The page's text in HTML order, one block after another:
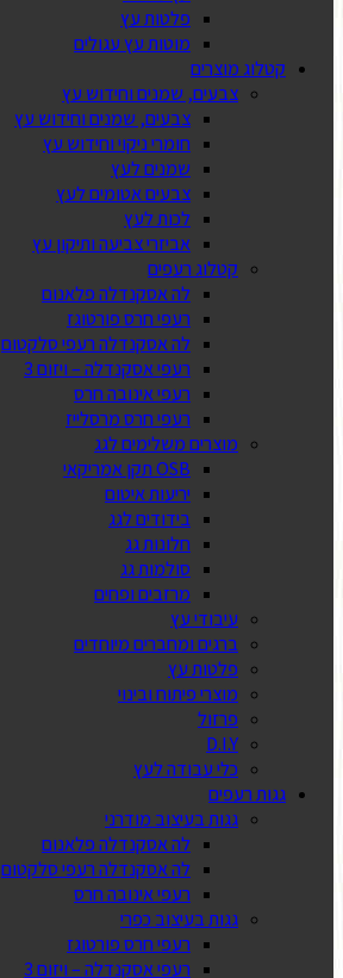
פלטות עץ
מוטות עץ עגולים
קטלוג מוצרים
צבעים, שמנים וחידוש עץ
צבעים, שמנים וחידוש עץ
חומרי ניקוי וחידוש עץ
שמנים לעץ
צבעים אטומים לעץ
לכות לעץ
אביזרי צביעה ותיקון עץ
קטלוג רעפים
לה אסקנדלה פלאנום
רעפי חרס פורטוגז
לה אסקנדלה רעפי סלקטום
רעפי אסקנדלה – ויזום 3
רעפי אינובה חרס
רעפי חרס מרסלייז
מוצרים משלימים לגג
OSB תקן אמריקאי
יריעות איטום
בידודים לגג
חלונות גג
סולמות גג
מרזבים ופחים
עיבודי עץ
ברגים ומחברים מיוחדים
פלטות עץ
מוצרי פיתוח ובינוי
פרזול
D.I.Y
כלי עבודה לעץ
גגות רעפים
גגות בעיצוב מודרני
לה אסקנדלה פלאנום
לה אסקנדלה רעפי סלקטום
רעפי אינובה חרס
גגות בעיצוב כפרי
רעפי חרס פורטוגז
רעפי אסקנדלה – ויזום 3